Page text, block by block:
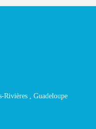
Rivières , Guadeloupe